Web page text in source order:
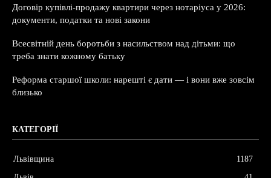
Договір купівлі-продажу квартири через нотаріуса у 2026:
документи, податки та нові закони
Всесвітній день боротьби з насильством над дітьми: що
треба знати кожному батьку
Реформа старшої школи: нарешті є дати — і вони вже зовсім
близько
КАТЕГОРІЇ
Львівщина
1187